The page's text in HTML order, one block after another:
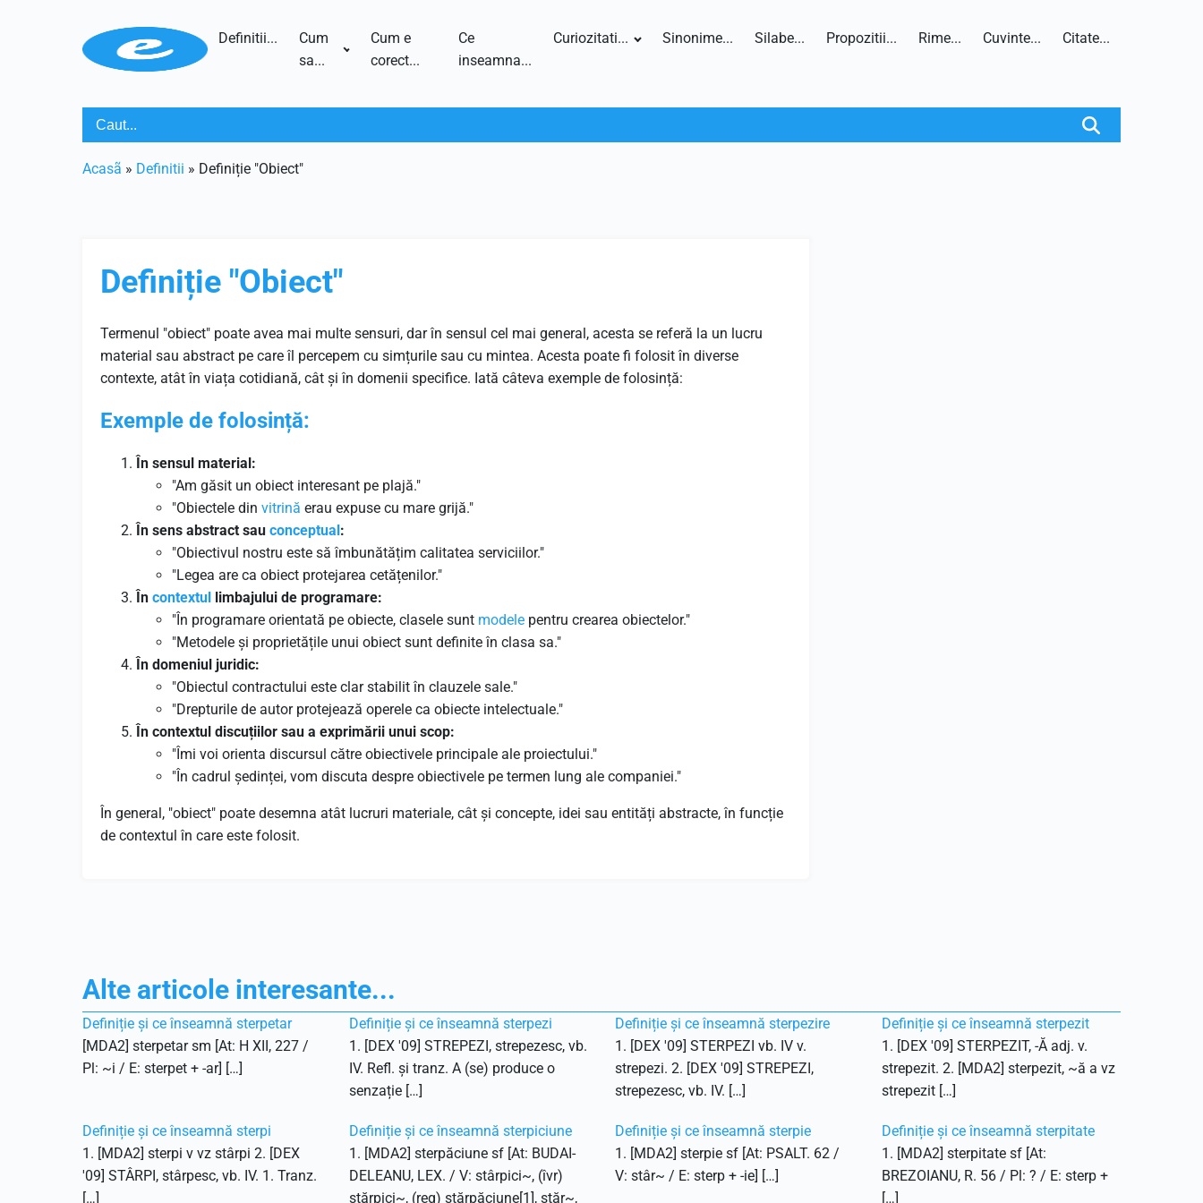
Definitii...
Cum
sa...
Cum e
corect...
Ce
inseamna...
Curiozitati... Sinonime... Silabe... Propozitii... Rime... Cuvinte... Citate...
Acasã » Definitii » Definiție "Obiect"
Definiție "Obiect"
Termenul "obiect" poate avea mai multe sensuri, dar în sensul cel mai general, acesta se referă la un lucru
material sau abstract pe care îl percepem cu simțurile sau cu mintea. Acesta poate fi folosit în diverse
contexte, atât în viața cotidiană, cât și în domenii specifice. Iată câteva exemple de folosință:
Exemple de folosință:
În sensul material:
"Am găsit un obiect interesant pe plajă."
"Obiectele din vitrină erau expuse cu mare grijă."
În sens abstract sau conceptual:
"Obiectivul nostru este să îmbunătățim calitatea serviciilor."
"Legea are ca obiect protejarea cetățenilor."
În contextul limbajului de programare:
"În programare orientată pe obiecte, clasele sunt modele pentru crearea obiectelor."
"Metodele și proprietățile unui obiect sunt definite în clasa sa."
În domeniul juridic:
"Obiectul contractului este clar stabilit în clauzele sale."
"Drepturile de autor protejează operele ca obiecte intelectuale."
În contextul discuțiilor sau a exprimării unui scop:
"Îmi voi orienta discursul către obiectivele principale ale proiectului."
"În cadrul ședinței, vom discuta despre obiectivele pe termen lung ale companiei."
În general, "obiect" poate desemna atât lucruri materiale, cât și concepte, idei sau entități abstracte, în funcție
de contextul în care este folosit.
Alte articole interesante...
Definiție și ce înseamnă sterpetar
[MDA2] sterpetar sm [At: H XII, 227 /
Pl: ~i / E: sterpet + -ar] […]
Definiție și ce înseamnă sterpezi
1. [DEX '09] STREPEZI, strepezesc, vb.
IV. Refl. și tranz. A (se) produce o
senzație […]
Definiție și ce înseamnă sterpezire
1. [DEX '09] STERPEZI vb. IV v.
strepezi. 2. [DEX '09] STREPEZI,
strepezesc, vb. IV. […]
Definiție și ce înseamnă sterpezit
1. [DEX '09] STERPEZIT, -Ă adj. v.
strepezit. 2. [MDA2] sterpezit, ~ă a vz
strepezit […]
Definiție și ce înseamnă sterpi
1. [MDA2] sterpi v vz stârpi 2. [DEX
'09] STÂRPI, stârpesc, vb. IV. 1. Tranz.
[…]
Definiție și ce înseamnă sterpiciune
1. [MDA2] sterpăciune sf [At: BUDAI-
DELEANU, LEX. / V: stârpici~, (îvr)
stărpici~, (reg) stărpăciune[1], stăr~,
Definiție și ce înseamnă sterpie
1. [MDA2] sterpie sf [At: PSALT. 62 /
V: stâr~ / E: sterp + -ie] […]
Definiție și ce înseamnă sterpitate
1. [MDA2] sterpitate sf [At:
BREZOIANU, R. 56 / Pl: ? / E: sterp +
[…]